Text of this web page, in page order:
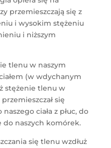
przemieszczają się z
i wysokim stężeniu
i niższym
tlenu w naszym
(w wdychanym
stężenie tlenu w
się
ciała z płuc, do
do naszych komórek.
się tlenu wzdłuż